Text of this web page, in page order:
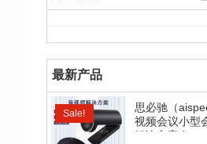
最新产品
Sale!
思必驰（
视频会议小型
解决方案套...